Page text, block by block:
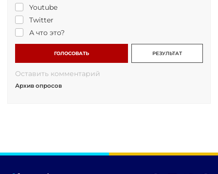
Youtube
Twitter
А что это?
ГОЛОСОВАТЬ РЕЗУЛЬТАТ
Оставить комментарий
Архив опросов